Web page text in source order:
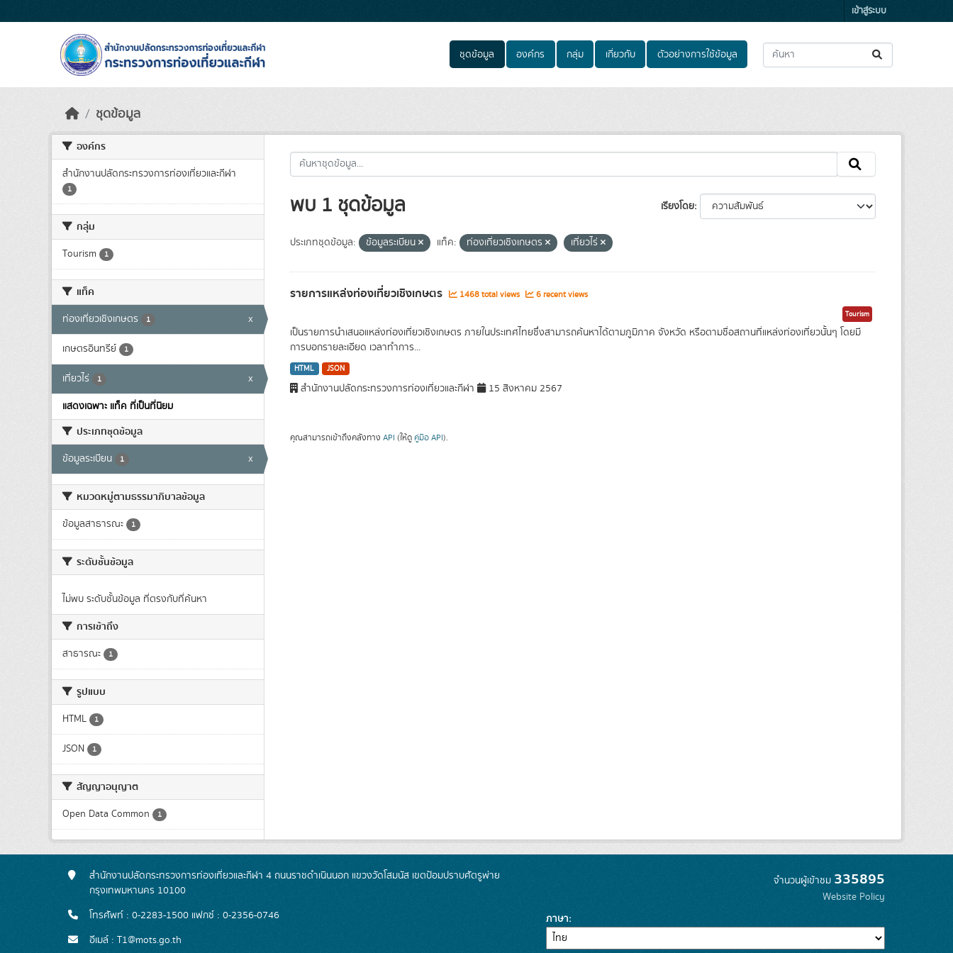
เข้าสู่ระบบ
ชุดข้อมูล องค์กร กลุ่ม เกี่ยวกับ ตัวอย่างการใช้ข้อมูล
ชุดข้อมูล
องค์กร
สำนักงานปลัดกระทรวงการท่องเที่ยวและกีฬา
1
กลุ่ม
Tourism 1
แท็ค
ท่องเที่ยวเชิงเกษตร 1 x
เกษตรอินทรีย์ 1
เที่ยวไร่ 1
x
แสดงเฉพาะ แท็ค ที่เป็นที่นิยม
ประเภทชุดข้อมูล
ข้อมูลระเบียน 1 x
หมวดหมู่ตามธรรมาภิบาลข้อมูล
ข้อมูลสาธารณะ 1
ระดับชั้นข้อมูล
ไม่พบ ระดับชั้นข้อมูล ที่ตรงกับที่ค้นหา
การเข้าถึง
สาธารณะ 1
รูปแบบ
HTML 1
JSON 1
สัญญาอนุญาต
Open Data Common 1
เรียงโดย
พบ 1 ชุดข้อมูล
ประเภทชุดข้อมูล: ข้อมูลระเบียน แท็ค: ท่องเที่ยวเชิงเกษตร เที่ยวไร่
รายการแหล่งท่องเที่ยวเชิงเกษตร 1468 total views 6 recent views
Tourism
เป็นรายการนำเสนอแหล่งท่องเที่ยวเชิงเกษตร ภายในประเทศไทยซึ่งสามารถค้นหาได้ตามภูมิภาค จังหวัด หรือตามชื่อสถานที่แหล่งท่องเที่ยวนั้นๆ โดยมี
การบอกรายละเอียด เวลาทำการ...
HTML JSON
สำนักงานปลัดกระทรวงการท่องเที่ยวและกีฬา 15 สิงหาคม 2567
คุณสามารถเข้าถึงคลังทาง API (ให้ดู คู่มือ API).
สำนักงานปลัดกระทรวงการท่องเที่ยวและกีฬา 4 ถนนราชดำเนินนอก แขวงวัดโสมนัส เขตป้อมปราบศัตรูพ่าย
กรุงเทพมหานคร 10100
โทรศัพท์ : 0-2283-1500 แฟกซ์ : 0-2356-0746
อีเมล์ : T1@mots.go.th
จำนวนผู้เข้าชม 335895
Website Policy
ภาษา